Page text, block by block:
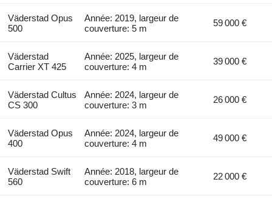
Väderstad Opus
500
Année: 2019, largeur de
couverture: 5 m
59 000 €
Väderstad
Carrier XT 425
Année: 2025, largeur de
couverture: 4 m
39 000 €
Väderstad Cultus
CS 300
Année: 2024, largeur de
couverture: 3 m
26 000 €
Väderstad Opus
400
Année: 2024, largeur de
couverture: 4 m
49 000 €
Väderstad Swift
560
Année: 2018, largeur de
couverture: 6 m
22 000 €